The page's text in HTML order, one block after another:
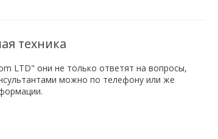
техника
LTD" они не только ответят на вопросы,
можно по телефону или же